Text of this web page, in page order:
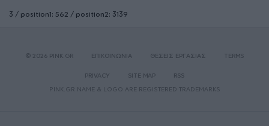
3 / position1: 562 / position2: 3139
© 2026 PINK.GR ΕΠΙΚΟΙΝΩΝΙΑ ΘΕΣΕΙΣ ΕΡΓΑΣΙΑΣ TERMS
PRIVACY SITE MAP
RSS
PINK.GR NAME & LOGO ARE REGISTERED TRADEMARKS